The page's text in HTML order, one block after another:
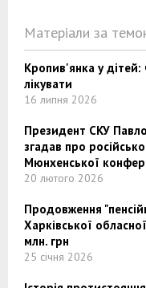
Матеріали за
Кропив'янка у дітей:
лікувати
16 липня 2026
Президент СКУ
згадав про
Мюнхенської
20 лютого 2026
Продовження
Харківської
млн. грн
25 січня 2026